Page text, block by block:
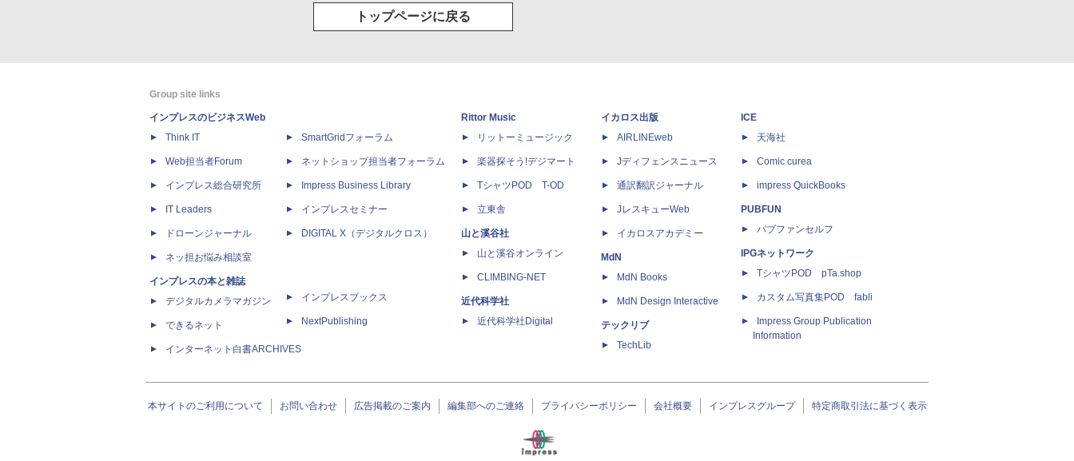
トップページに戻る
Group site links
インプレスのビジネスWeb
Think IT
Web担当者Forum
インプレス総合研究所
IT Leaders
ドローンジャーナル
ネッ担お悩み相談室
インプレスの本と雑誌
デジタルカメラマガジン
できるネット
インターネット白書ARCHIVES
SmartGridフォーラム
ネットショップ担当者フォーラム
Impress Business Library
インプレスセミナー
DIGITAL X（デジタルクロス）
インプレスブックス
NextPublishing
Rittor Music
リットーミュージック
楽器探そう!デジマート
TシャツPOD T-OD
立東舎
山と溪谷社
山と溪谷オンライン
CLIMBING-NET
近代科学社
近代科学社Digital
イカロス出版
AIRLINEweb
Jディフェンスニュース
通訳翻訳ジャーナル
JレスキューWeb
イカロスアカデミー
MdN
MdN Books
MdN Design Interactive
テックリブ
TechLib
ICE
天海社
Comic curea
impress QuickBooks
PUBFUN
パブファンセルフ
IPGネットワーク
TシャツPOD pTa.shop
カスタム写真集POD fabli
Impress Group Publication
Information
本サイトのご利用について お問い合わせ 広告掲載のご案内 編集部へのご連絡 プライバシーポリシー 会社概要 インプレスグループ 特定商取引法に基づく表示